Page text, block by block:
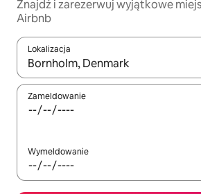
Znajdź i zarezerwuj wyjątkowe
Airbnb
Lokalizacja
Gdy wyniki będą dostępne, możesz
Zameldowanie
Wymeldowanie